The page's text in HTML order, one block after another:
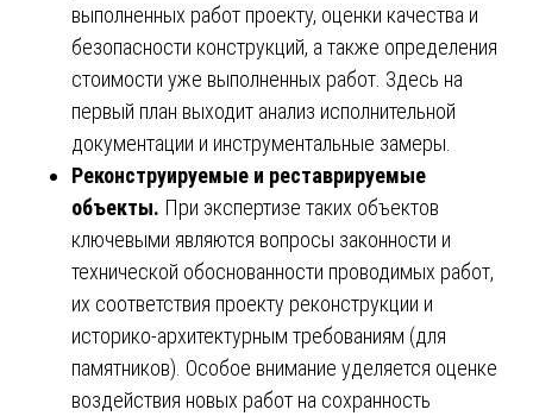
выполненных работ проекту, оценки качества и
безопасности конструкций, а также определения
стоимости уже выполненных работ. Здесь на
первый план выходит анализ исполнительной
документации и инструментальные замеры.
Реконструируемые и реставрируемые
объекты. При экспертизе таких объектов
ключевыми являются вопросы законности и
технической обоснованности проводимых работ,
их соответствия проекту реконструкции и
историко-архитектурным требованиям (для
памятников). Особое внимание уделяется оценке
воздействия новых работ на сохранность